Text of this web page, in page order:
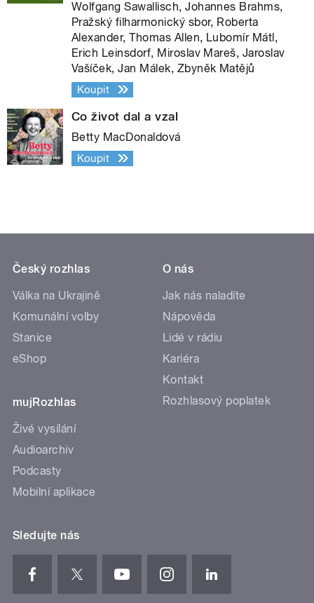
Wolfgang Sawallisch, Johannes Brahms,
Pražský filharmonický sbor, Roberta
Alexander, Thomas Allen, Lubomír Mátl,
Erich Leinsdorf, Miroslav Mareš, Jaroslav
Vašíček, Jan Málek, Zbyněk Matějů
Koupit
Co život dal a vzal
Betty MacDonaldová
Koupit
Český rozhlas
Válka na Ukrajině
Komunální volby
Stanice
eShop
mujRozhlas
Živé vysílání
Audioarchiv
Podcasty
Mobilní aplikace
O nás
Jak nás naladíte
Nápověda
Lidé v rádiu
Kariéra
Kontakt
Rozhlasový poplatek
Sledujte nás